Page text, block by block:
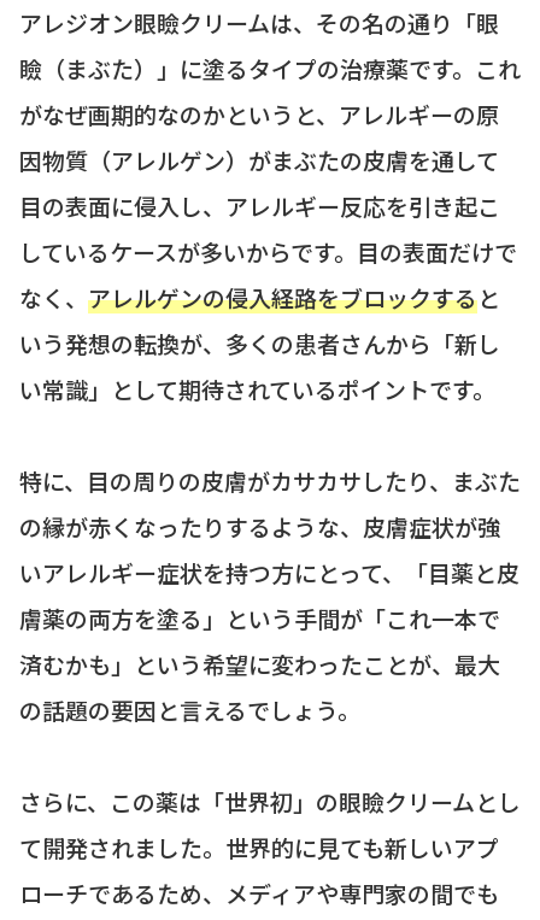
アレジオン眼瞼クリームは、その名の通り「眼
瞼（まぶた）」に塗るタイプの治療薬です。これ
がなぜ画期的なのかというと、アレルギーの原
因物質（アレルゲン）がまぶたの皮膚を通して
目の表面に侵入し、アレルギー反応を引き起こ
しているケースが多いからです。目の表面だけで
なく、 アレルゲンの侵入経路をブロックすると
いう発想の転換が、多くの患者さんから「新し
い常識」として期待されているポイントです。
特に、目の周りの皮膚がカサカサしたり、まぶた
の縁が赤くなったりするような、皮膚症状が強
いアレルギー症状を持つ方にとって、「目薬と皮
膚薬の両方を塗る」という手間が「これ一本で
済むかも」という希望に変わったことが、最大
の話題の要因と言えるでしょう。
さらに、この薬は「世界初」の眼瞼クリームとし
て開発されました。世界的に見ても新しいアプ
ローチであるため、メディアや専門家の間でも